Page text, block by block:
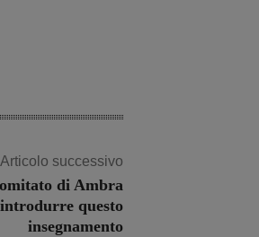
Articolo successivo
di Ambra
questo
insegnamento